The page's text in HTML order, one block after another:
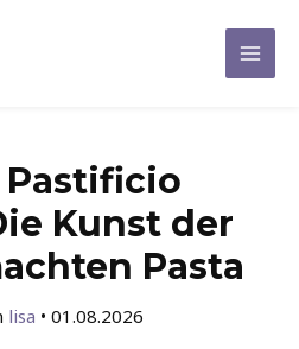
Main
Kunst der
Pasta
lisa • 01.08.2026